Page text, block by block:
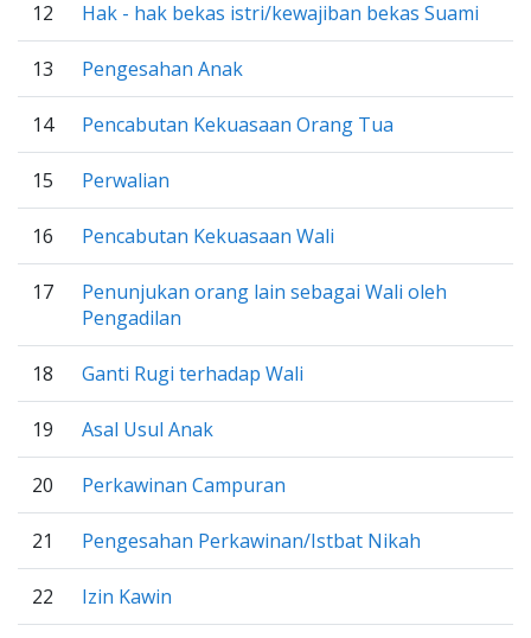
12 Hak - hak bekas istri/kewajiban bekas Suami
13 Pengesahan Anak
14 Pencabutan Kekuasaan Orang Tua
15 Perwalian
16 Pencabutan Kekuasaan Wali
17
Penunjukan orang lain sebagai Wali oleh
Pengadilan
18 Ganti Rugi terhadap Wali
19 Asal Usul Anak
20 Perkawinan Campuran
21 Pengesahan Perkawinan/Istbat Nikah
22 Izin Kawin